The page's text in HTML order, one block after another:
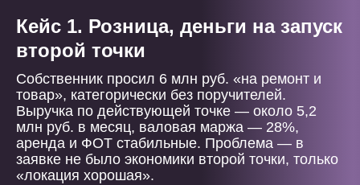
Кейс 1. Розница, деньги на запуск
второй точки
Собственник просил 6 млн руб. «на ремонт и
товар», категорически без поручителей.
Выручка по действующей точке — около 5,2
млн руб. в месяц, валовая маржа — 28%,
аренда и ФОТ стабильные. Проблема — в
заявке не было экономики второй точки, только
«локация хорошая».